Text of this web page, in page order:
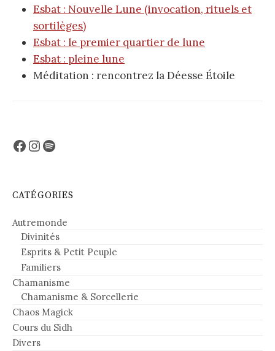
Esbat : Nouvelle Lune (invocation, rituels et
sortilèges)
Esbat : le premier quartier de lune
Esbat : pleine lune
Méditation : rencontrez la Déesse Étoile
Facebook
Instagram
Spotify
CATÉGORIES
Autremonde
Divinités
Esprits & Petit Peuple
Familiers
Chamanisme
Chamanisme & Sorcellerie
Chaos Magick
Cours du Sidh
Divers